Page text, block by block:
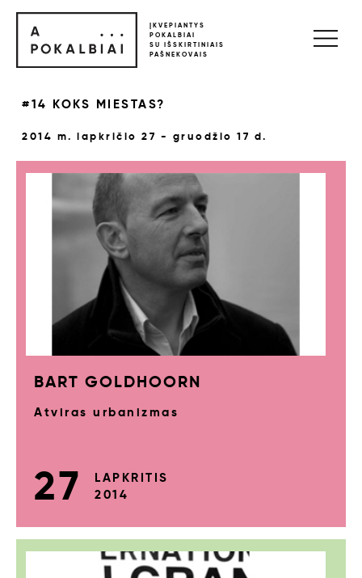
ĮKVEPIANTYS
POKALBIAI
SU IŠSKIRTINIAIS
PAŠNEKOVAIS
#14 KOKS MIESTAS?
2014 m. lapkričio 27 - gruodžio 17 d.
BART GOLDHOORN
Atviras urbanizmas
27
LAPKRITIS
2014